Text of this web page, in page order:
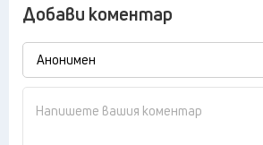
Добави коментар